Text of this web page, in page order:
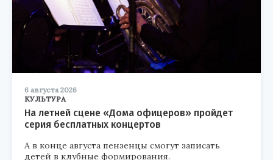
6 августа 2026
КУЛЬТУРА
На летней сцене «Дома офицеров» пройдет
серия бесплатных концертов
А в конце августа пензенцы смогут записать
детей в клубные формирования.